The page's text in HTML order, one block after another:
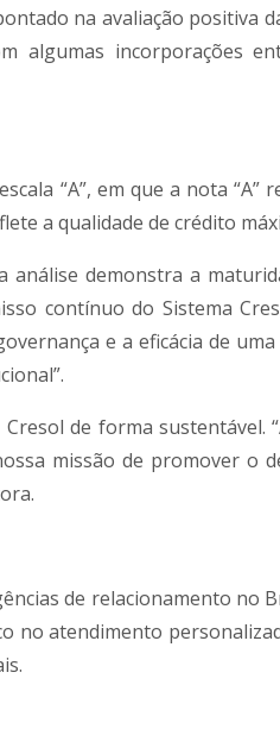
na avaliação positiva
algumas incorporações
“A”, em que a nota “A”
a qualidade de crédito
demonstra a
contínuo do Sistema
e a eficácia de
de forma sustentável.
missão de promover o
de relacionamento no
no atendimento